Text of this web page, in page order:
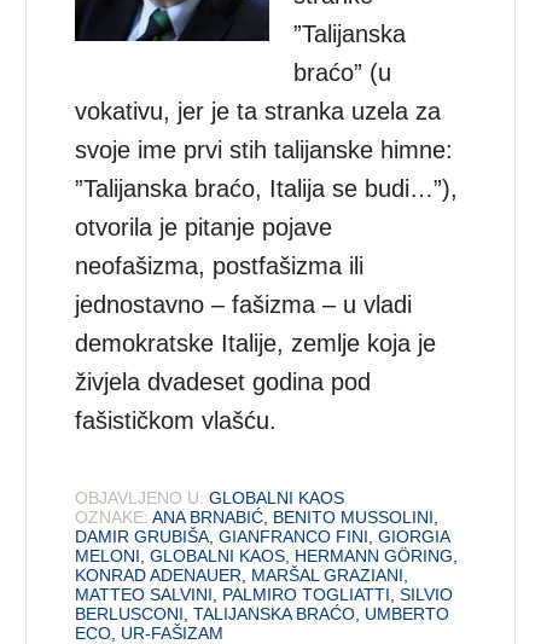
”Talijanska
braćo” (u
vokativu, jer je ta stranka uzela za
svoje ime prvi stih talijanske himne:
”Talijanska braćo, Italija se budi…”),
otvorila je pitanje pojave
neofašizma, postfašizma ili
jednostavno – fašizma – u vladi
demokratske Italije, zemlje koja je
živjela dvadeset godina pod
fašističkom vlašću.
OBJAVLJENO U: GLOBALNI KAOS
OZNAKE: ANA BRNABIĆ BENITO MUSSOLINI
DAMIR GRUBIŠA ,GIANFRANCO FINI ,GIORGIA
MELONI ,GLOBALNI KAOS HERMANN GÖRING
KONRAD ADENAUER
MARŠAL GRAZIANI
MATTEO SALVINI
PALMIRO TOGLIATTI ,SILVIO
BERLUSCONI ,TALIJANSKA BRAĆO UMBERTO
ECO UR-FAŠIZAM